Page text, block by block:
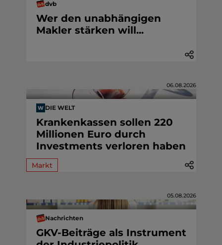
dvb
Wer den unabhängigen
Makler stärken will...
06.08.2026
DIE WELT
Krankenkassen sollen 220
Millionen Euro durch
Investments verloren haben
Markt
05.08.2026
Nachrichten
GKV-Beiträge als Instrument